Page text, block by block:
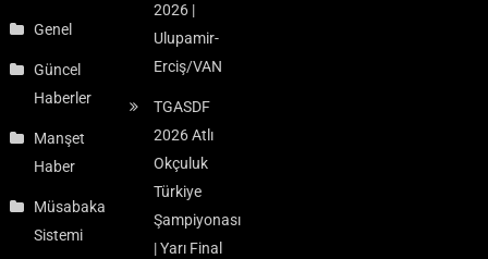
Genel
Güncel
Haberler
Manşet
Haber
Müsabaka
Sistemi
2026 |
Ulupamir-
Erciş/VAN
TGASDF
2026 Atlı
Okçuluk
Türkiye
Şampiyonası
| Yarı Final